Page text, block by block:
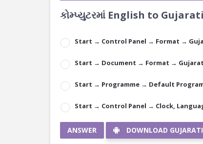
કોમ્પ્યુટરમાં English to
Start → Control Panel → Format →
Start → Document → Format →
Start → Programme → Default
Start → Control Panel → Clock,
ANSWER DOWNLOAD